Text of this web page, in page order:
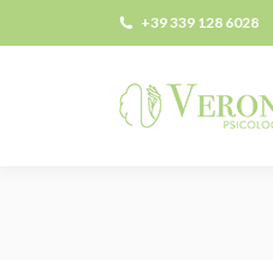
+39 339 128 6028